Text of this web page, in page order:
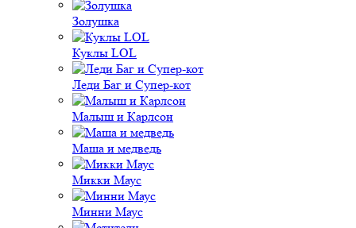
Золушка
Куклы LOL
Леди Баг и Супер-кот
Малыш и Карлсон
Маша и медведь
Микки Маус
Минни Маус